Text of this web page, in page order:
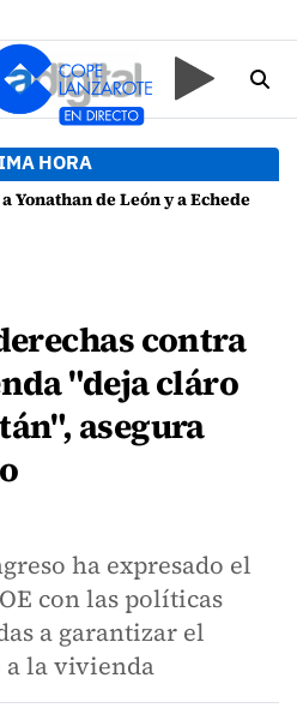
HORA
Echedey Eugenio por presuntas anomalías en contratos festivos
contra
"deja cláro
asegura
ha expresado el
con las políticas
a garantizar el
a la vivienda